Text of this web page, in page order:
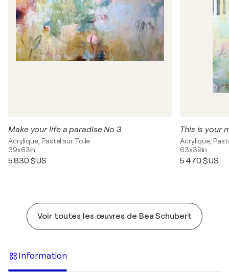
Make your life a paradise No.3
Acrylique, Pastel sur Toile
39x63in
5 830 $US
This is your
Acrylique,
63x39in
5 470 $US
Voir toutes les œuvres de Bea Schubert
Information